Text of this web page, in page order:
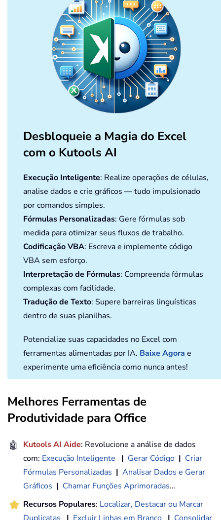
Desbloqueie a Magia do Excel
com o Kutools AI
Execução Inteligente: Realize operações de células,
analise dados e crie gráficos — tudo impulsionado
por comandos simples.
Fórmulas Personalizadas: Gere fórmulas sob
medida para otimizar seus fluxos de trabalho.
Codificação VBA: Escreva e implemente código
VBA sem esforço.
Interpretação de Fórmulas: Compreenda fórmulas
complexas com facilidade.
Tradução de Texto: Supere barreiras linguísticas
dentro de suas planilhas.
Potencialize suas capacidades no Excel com
ferramentas alimentadas por IA. Baixe Agora e
experimente uma eficiência como nunca antes!
Melhores Ferramentas de
Produtividade para Office
🤖 Kutools AI Aide: Revolucione a análise de dados
com: Execução Inteligente | Gerar Código | Criar
Fórmulas Personalizadas | Analisar Dados e Gerar
Gráficos | Chamar Funções Aprimoradas…
Recursos Populares: Localizar, Destacar ou Marcar